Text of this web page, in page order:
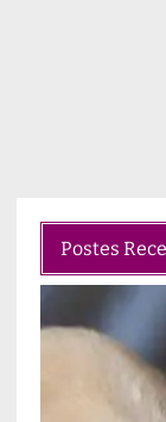
Postes